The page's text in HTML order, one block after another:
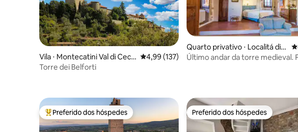
Vila ⋅ Montecatini Val di Ceci
na
4,99 de uma avaliação média de 5, 137
4,99 (137)
Torre dei Belforti
Quarto privativo ⋅ Localitá di
Mugnana, Strada in Chianti
Último andar da torre medieval.
Entre os melhores preferidos dos hóspedes
Preferido dos hóspedes Preferido dos hóspedes
Preferido dos hóspedes